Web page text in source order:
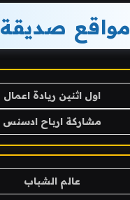
مواقع صديقة
اول اثنين ريادة اعمال
مشاركة ارباح ادسنس
عالم الشباب